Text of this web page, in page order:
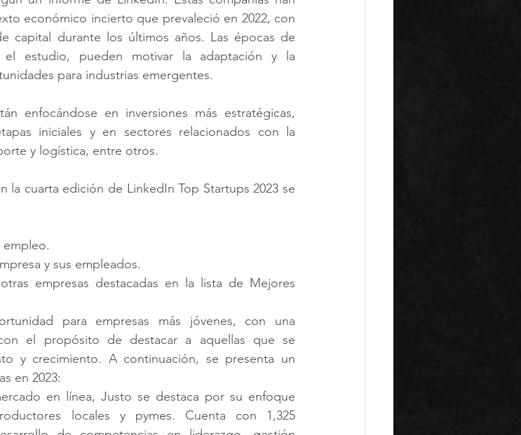
económico incierto que prevaleció en 2022, con
capital durante los últimos años. Las épocas de
estudio, pueden motivar la adaptación y la
para industrias emergentes.
enfocándose en inversiones más estratégicas,
iniciales y en sectores relacionados con la
y logística, entre otros.
la cuarta edición de LinkedIn Top Startups 2023 se
y sus empleados.
empresas destacadas en la lista de Mejores
para empresas más jóvenes, con una
el propósito de destacar a aquellas que se
y crecimiento. A continuación, se presenta un
en 2023:
en línea, Justo se destaca por su enfoque
locales y pymes. Cuenta con 1,325